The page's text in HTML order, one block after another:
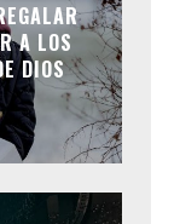
A LOS
DIOS